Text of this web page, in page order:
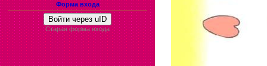
Форма входа
Войти через uID
Старая форма входа